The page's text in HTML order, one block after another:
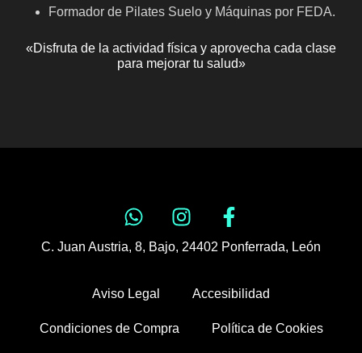
Formador de Pilates Suelo y Máquinas por FEDA.
«Disfruta de la actividad física y aprovecha cada clase
para mejorar tu salud»
C. Juan Austria, 8, Bajo, 24402 Ponferrada, León
Aviso Legal Accesibilidad
Condiciones de Compra Política de Cookies